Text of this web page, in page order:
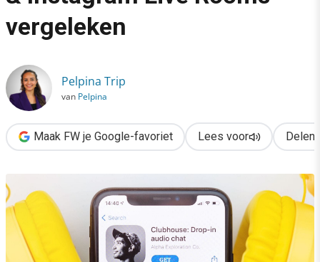
Audio-apps on the rise: Clubhouse, Twitter Spaces &
vergeleken
Pelpina Trip
van Pelpina
Maak FW je Google-favoriet Lees voor Delen